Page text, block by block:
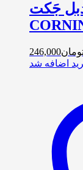
لوز تیوب 8 کُر دبل جَکت
246,000
اضافه شد